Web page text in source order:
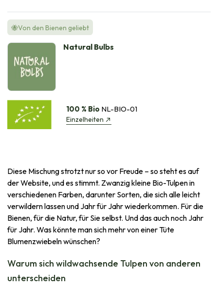
🐝Von den Bienen geliebt
Natural Bulbs
100 % Bio NL-BIO-01
Einzelheiten
Diese Mischung strotzt nur so vor Freude – so steht es auf
der Website, und es stimmt. Zwanzig kleine Bio-Tulpen in
verschiedenen Farben, darunter Sorten, die sich alle leicht
verwildern lassen und Jahr für Jahr wiederkommen. Für die
Bienen, für die Natur, für Sie selbst. Und das auch noch Jahr
für Jahr. Was könnte man sich mehr von einer Tüte
Blumenzwiebeln wünschen?
Warum sich wildwachsende Tulpen von anderen
unterscheiden